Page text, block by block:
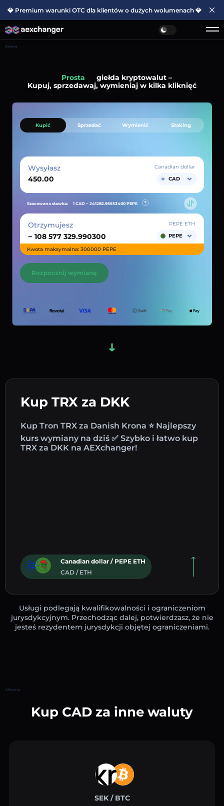
💎 Premium warunki OTC dla klientów o dużych wolumenach 💎
Główna
Prosta
giełda kryptowalut –
Kupuj, sprzedawaj, wymieniaj w kilka kliknięć
Kup TRX za DKK
Kup Tron TRX za Danish Krona ⭐ Najlepszy
kurs wymiany na dziś ✅ Szybko i łatwo kup
TRX za DKK na AEXchanger!
Canadian dollar / PEPE ETH
CAD / ETH
Kupić Sprzedać Wymienić Staking
Wysyłasz
Canadian dollar
CAD
Szacowana stawka: 1 CAD ~ 241282.95553400 PEPE
Otrzymujesz
~
PEPE ETH
PEPE
Kwota maksymalna: 300000 PEPE
Rozpocznij wymianę
Usługi podlegają kwalifikowalności i ograniczeniom
jurysdykcyjnym. Przechodząc dalej, potwierdzasz, że nie
jesteś rezydentem jurysdykcji objętej ograniczeniami.
Główna
Kup CAD za inne waluty
SEK / BTC